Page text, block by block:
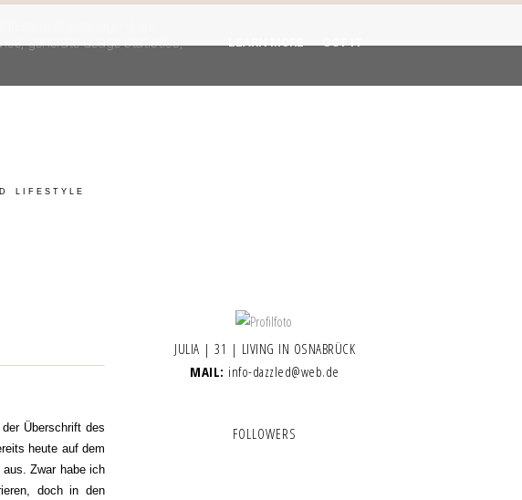
LIFESTYLE
Überschrift des
heute auf dem
Zwar habe ich
doch in den
JULIA | 31 | LIVING IN OSNABRÜCK
MAIL: info-dazzled@web.de
FOLLOWERS
and user-agent are
generate usage statistics,
LEARN MORE GOT IT